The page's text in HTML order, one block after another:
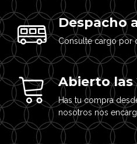
Despacho
Consulte cargo por
Abierto las
Has tu compra
nosotros nos